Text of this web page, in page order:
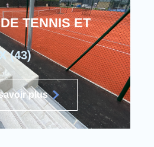
TENNIS ET
(43)
plus